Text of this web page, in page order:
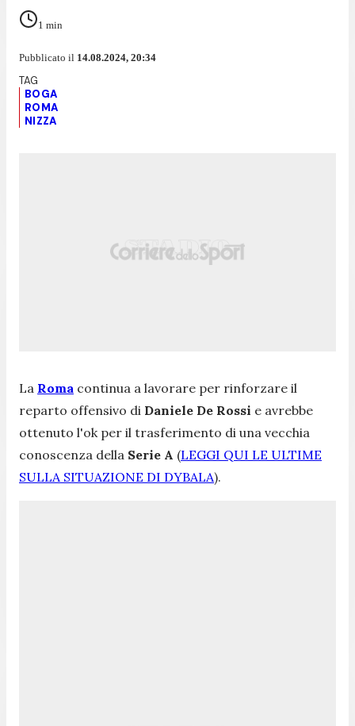
1 min
Pubblicato il 14.08.2024, 20:34
BOGA
ROMA
NIZZA
La Roma continua a lavorare per rinforzare il
reparto offensivo di Daniele De Rossi e avrebbe
ottenuto l'ok per il trasferimento di una vecchia
conoscenza della Serie A (LEGGI QUI LE ULTIME
SULLA SITUAZIONE DI DYBALA).